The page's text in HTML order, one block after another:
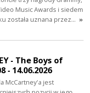
Music Awards i siedem
została uznana przez… »
- The Boys of
- 14.06.2026
McCartney'a jest